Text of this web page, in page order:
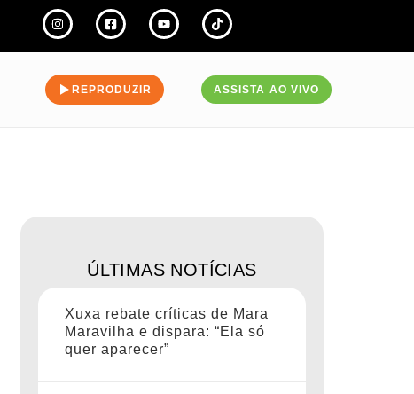
REPRODUZIR ASSISTA AO VIVO
ÚLTIMAS NOTÍCIAS
Xuxa rebate críticas de Mara
Maravilha e dispara: “Ela só
quer aparecer”